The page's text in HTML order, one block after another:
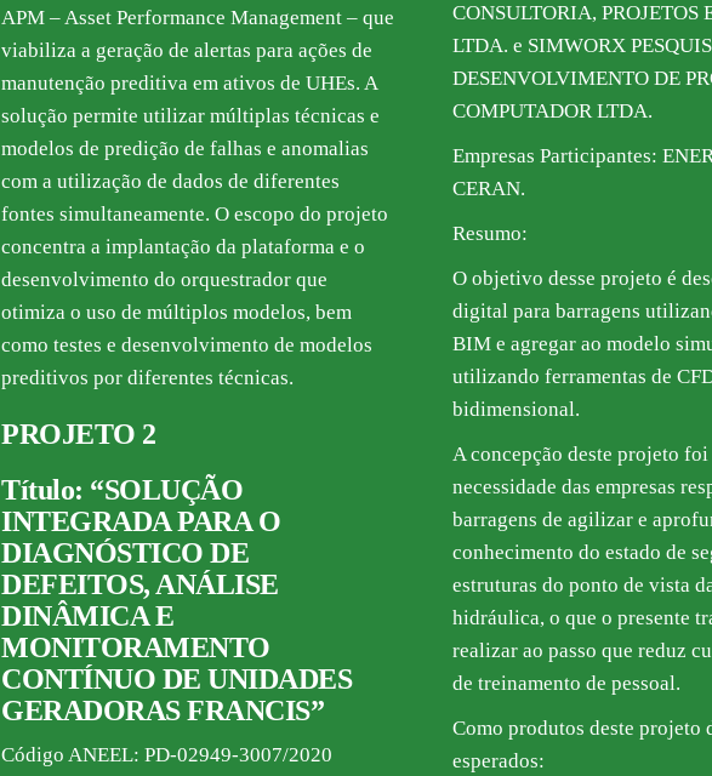
APM – Asset Performance Management – que
viabiliza a geração de alertas para ações de
manutenção preditiva em ativos de UHEs. A
solução permite utilizar múltiplas técnicas e
modelos de predição de falhas e anomalias
com a utilização de dados de diferentes
fontes simultaneamente. O escopo do projeto
concentra a implantação da plataforma e o
desenvolvimento do orquestrador que
otimiza o uso de múltiplos modelos, bem
como testes e desenvolvimento de modelos
preditivos por diferentes técnicas.
PROJETO 2
Título: “SOLUÇÃO
INTEGRADA PARA O
DIAGNÓSTICO DE
DEFEITOS, ANÁLISE
DINÂMICA E
MONITORAMENTO
CONTÍNUO DE UNIDADES
GERADORAS FRANCIS”
Código ANEEL: PD-02949-3007/2020
CONSULTORIA, PROJETOS
LTDA. e SIMWORX
DESENVOLVIMENTO DE
COMPUTADOR LTDA.
Empresas Participantes:
CERAN.
Resumo:
O objetivo desse projeto é
digital para barragens
BIM e agregar ao modelo
utilizando ferramentas de
bidimensional.
A concepção deste projeto
necessidade das empresas
barragens de agilizar e
conhecimento do estado de
estruturas do ponto de vista
hidráulica, o que o presente
realizar ao passo que reduz
de treinamento de pessoal.
Como produtos deste projeto
esperados: